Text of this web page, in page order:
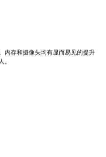
内存和摄像头均有显而易见的提升
。